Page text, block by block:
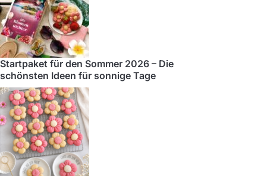
Startpaket für den Sommer 2026 – Die
schönsten Ideen für sonnige Tage